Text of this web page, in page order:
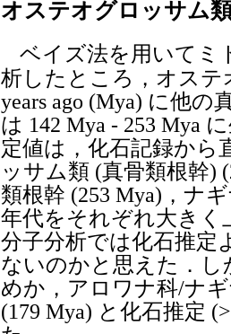
オステオグロッサム
ベイズ法を用いてミ
析したところ，オステ
years ago (Mya) に他
は 142 Mya - 253 Mya
定値は，化石記録から
ッサム類 (真骨類根幹)
類根幹 (253 Mya)，ナ
年代をそれぞれ大き
分子分析では化石推定
ないのかと思えた．
めか，アロワナ科/ナ
(179 Mya) と化石推定